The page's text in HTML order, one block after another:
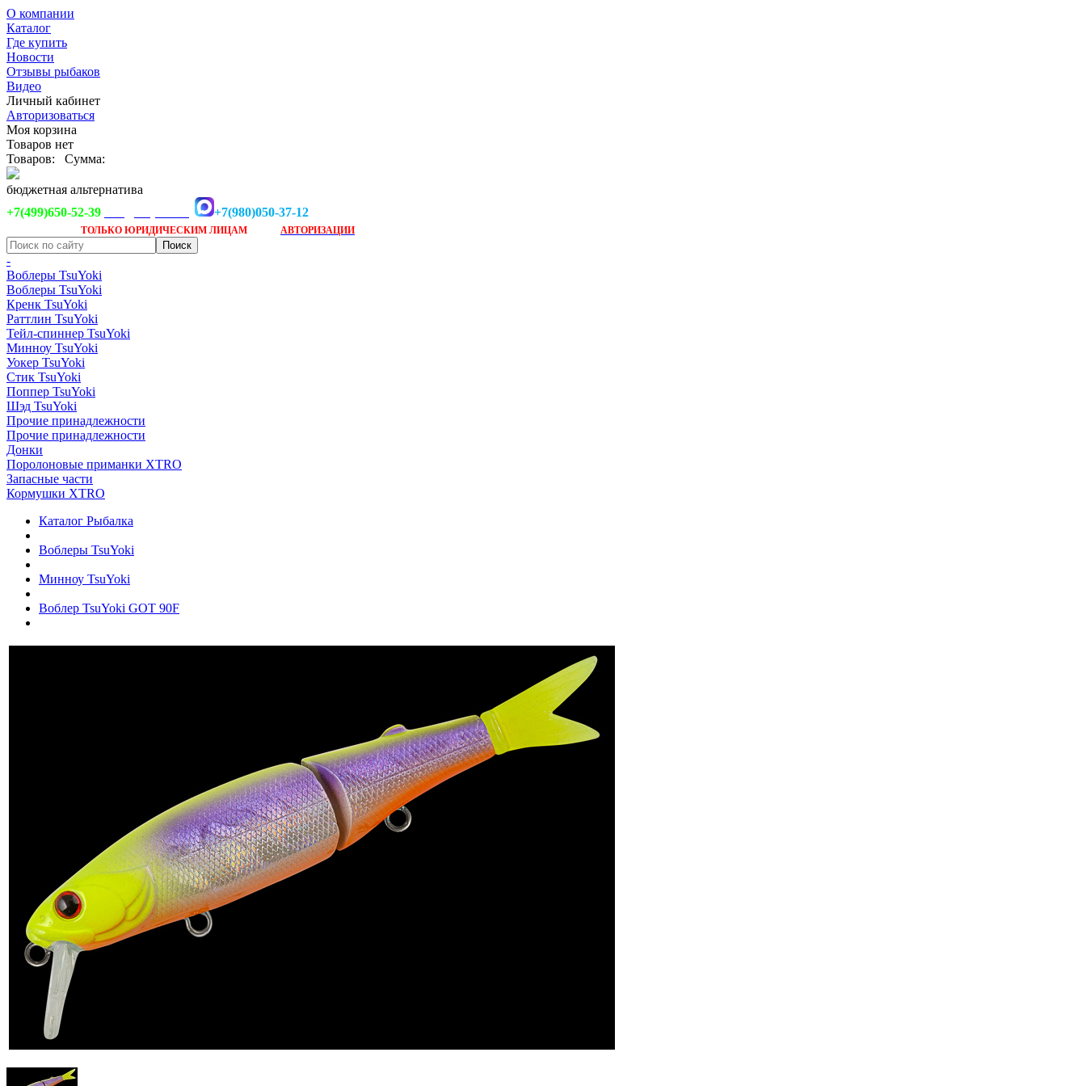
О компании
Каталог
Где купить
Новости
Отзывы рыбаков
Видео
Личный кабинет
Авторизоваться
Моя корзина
Товаров нет
Товаров:
Сумма:
бюджетная альтернатива
+7(499)650-52-39
+7(980)050-37-12
ТОЛЬКО ЮРИДИЧЕСКИМ ЛИЦАМ АВТОРИЗАЦИИ
-
Воблеры TsuYoki
Воблеры TsuYoki
Кренк TsuYoki
Раттлин TsuYoki
Тейл-спиннер TsuYoki
Минноу TsuYoki
Уокер TsuYoki
Стик TsuYoki
Поппер TsuYoki
Шэд TsuYoki
Прочие принадлежности
Прочие принадлежности
Донки
Поролоновые приманки XTRO
Запасные части
Кормушки XTRO
Каталог Рыбалка
Воблеры TsuYoki
Минноу TsuYoki
Воблер TsuYoki GOT 90F